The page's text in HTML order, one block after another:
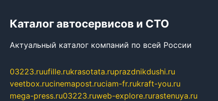
Каталог автосервисов и СТО
Актуальный каталог компаний по всей России
03223.ruufille.rukrasotata.ruprazdnikdushi.ru
veetbox.rucinemapost.ruciam-fr.rukraft-you.ru
mega-press.ru03223.ruweb-explore.rurastenuya.ru